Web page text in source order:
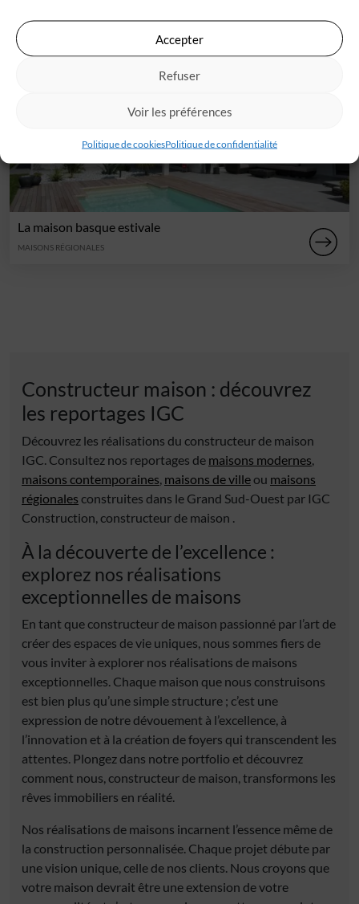
Accepter
Refuser
Voir les préférences
Politique de cookiesPolitique de confidentialité
La maison basque estivale
MAISONS RÉGIONALES
Constructeur maison : découvrez
les reportages IGC
Découvrez les réalisations du constructeur de maison
IGC. Consultez nos reportages de maisons modernes,
maisons contemporaines, maisons de villeou maisons
régionales construites dans le Grand Sud-Ouest par IGC
Construction, constructeur de maison .
À la découverte de l’excellence :
explorez nos réalisations
exceptionnelles de maisons
En tant que constructeur de maison passionné par l’art de
créer des espaces de vie uniques, nous sommes fiers de
vous inviter à explorer nos réalisations de maisons
exceptionnelles. Chaque maison que nous construisons
est bien plus qu’une simple structure ; c’est une
expression de notre dévouement à l’excellence, à
l’innovation et à la création de foyers qui transcendent les
attentes. Plongez dans notre portfolio et découvrez
comment nous, constructeur de maison, transformons les
rêves immobiliers en réalité.
Nos réalisations de maisons incarnent l’essence même de
la construction personnalisée. Chaque projet débute par
une vision unique, celle de nos clients. Nous croyons que
votre maison devrait être une extension de votre